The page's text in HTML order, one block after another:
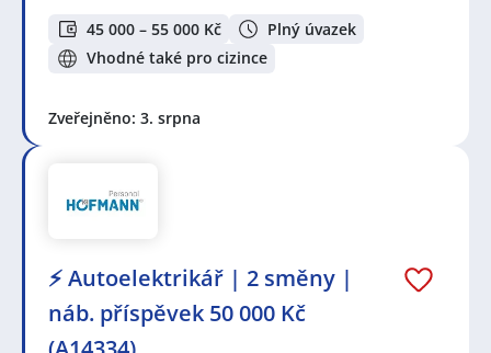
45 000 – 55 000 Kč
Plný úvazek
Vhodné také pro cizince
Zveřejněno: 3. srpna
⚡ Autoelektrikář | 2 směny |
náb. příspěvek 50 000 Kč